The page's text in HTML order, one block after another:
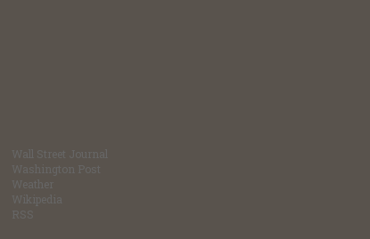
Wall Street Journal
Washington Post
Weather
Wikipedia
RSS